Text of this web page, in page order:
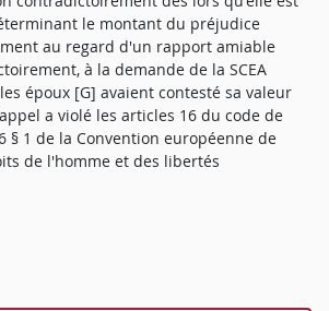
le montant du préjudice
au regard d'un rapport amiable
à la demande de la SCEA
époux [G] avaient contesté sa valeur
a violé les articles 16 du code de
§ 1 de la Convention européenne de
de l'homme et des libertés